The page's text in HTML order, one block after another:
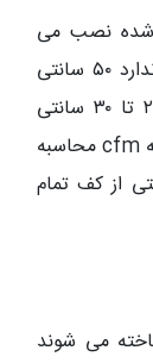
از کف تمام شده نصب می
گردند و ارتفاع خود هود نیز به صورت استاندارد ۵۰ سانتی
متر می باشد، لذا با در نظر گرفتن ارتفاع ۲۰ تا ۳۰ سانتی
متری کانال بالای هود های صنعتی (با توجه به cfm محاسبه
از کف تمام
می شوند